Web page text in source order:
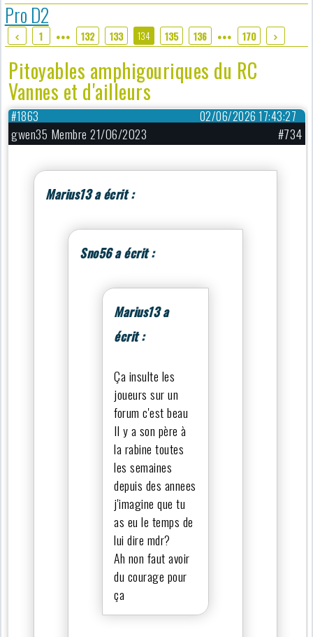
Pro D2
1 ●●● 132 133 134 135 136 ●●● 170
Pitoyables amphigouriques du RC
Vannes et d'ailleurs
02/06/2026 17:43:27
#1863
gwen35 Membre 21/06/2023 #734
Marius13 a écrit :
Sno56 a écrit :
Marius13 a
écrit :
Ça insulte les
joueurs sur un
forum c'est beau
Il y a son père à
la rabine toutes
les semaines
depuis des annees
j'imagine que tu
as eu le temps de
lui dire mdr?
Ah non faut avoir
du courage pour
ça